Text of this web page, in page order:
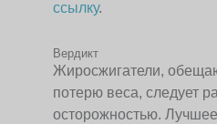
ссылку.
Вердикт
Жиросжигатели,
потерю веса, следует
осторожностью.